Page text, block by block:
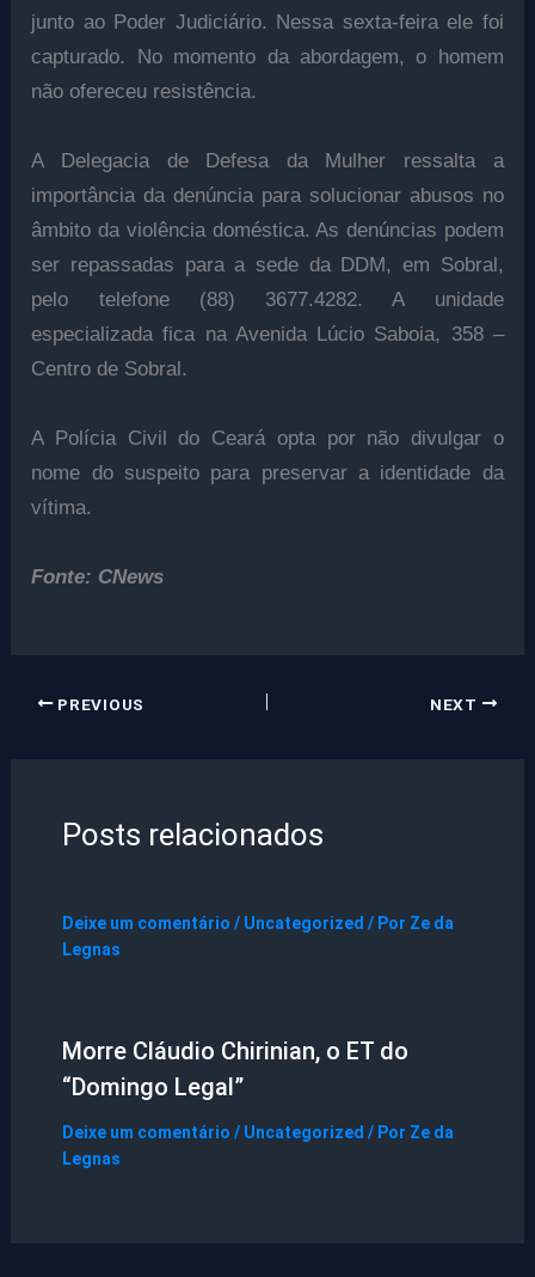
junto ao Poder Judiciário. Nessa sexta-feira ele foi
capturado. No momento da abordagem, o homem
não ofereceu resistência.
A Delegacia de Defesa da Mulher ressalta a
importância da denúncia para solucionar abusos no
âmbito da violência doméstica. As denúncias podem
ser repassadas para a sede da DDM, em Sobral,
pelo telefone (88) 3677.4282. A unidade
especializada fica na Avenida Lúcio Saboia, 358 –
Centro de Sobral.
A Polícia Civil do Ceará opta por não divulgar o
nome do suspeito para preservar a identidade da
vítima.
Fonte: CNews
PREVIOUS NEXT
Posts relacionados
Deixe um comentário / Uncategorized / Por Ze da
Legnas
Morre Cláudio Chirinian, o ET do
“Domingo Legal”
Deixe um comentário / Uncategorized / Por Ze da
Legnas